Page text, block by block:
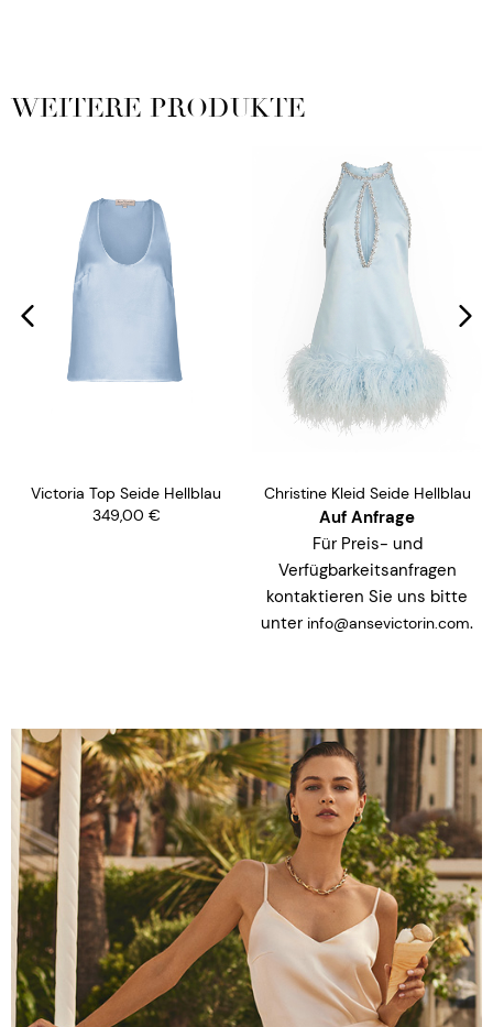
WEITERE PRODUKTE
Victoria Top Seide Hellblau
349,00 €
Christine Kleid Seide Hellblau
Auf Anfrage
Für Preis- und
Verfügbarkeitsanfragen
kontaktieren Sie uns bitte
unter info@ansevictorin.com.